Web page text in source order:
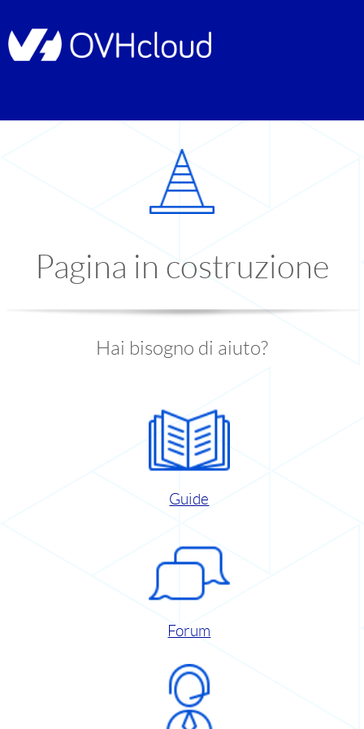
Pagina in costruzione
Hai bisogno di aiuto?
Guide
Forum